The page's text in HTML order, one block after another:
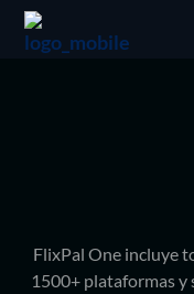
FlixPal One incluye
1500+ plataformas y